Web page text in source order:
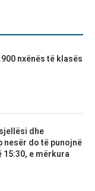
nxënës të klasës
dhe
nesër do të punojnë
15:30, e mërkura